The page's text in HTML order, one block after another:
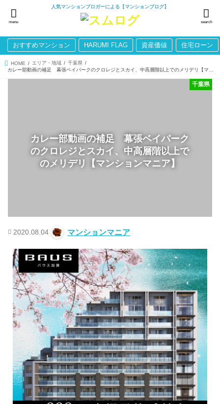
人気マンションブロガーによる【マンションブログ】
search
menu
おすすめマンション HARUMI FLAG 資産価値 住宅ローン
HOME エリア・地域
千葉県
カレー部動画の補足 幕張ベイパーク
のクロレジとスカイ、中高層階以上で
のメリデリ【マンションマニア】
千葉県
2020.08.04 マンションマニア